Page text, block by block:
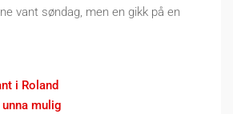
vant søndag, men en gikk på en